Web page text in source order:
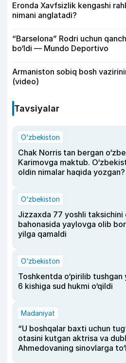
Eronda Xavfsizlik kengashi
nimani anglatadi?
“Barselona” Rodri uchun
bo‘ldi — Mundo Deportivo
Armaniston sobiq bosh
(video)
Tavsiyalar
O‘zbekiston
Chak Norris tan bergan
Karimovga maktub.
oldin nimalar haqida yozgan?
O‘zbekiston
Jizzaxda 77 yoshli taksichini
bahonasida yaylovga olib
yilga qamaldi
O‘zbekiston
Toshkentda o‘pirilib tushgan
6 kishiga sud hukmi o‘qildi
Madaniyat
“U boshqalar baxti uchun
otasini kutgan aktrisa va
Ahmedovaning sinovlarga